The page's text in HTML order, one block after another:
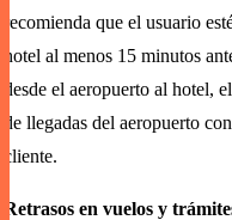
recomienda que el usuario
hotel al menos 15 minutos
desde el aeropuerto al hotel,
de llegadas del aeropuerto
cliente.
Retrasos en vuelos y